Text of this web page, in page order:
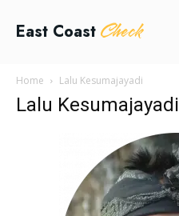
East Coast Check
Home Lalu Kesumajayadi
Lalu Kesumajayadi